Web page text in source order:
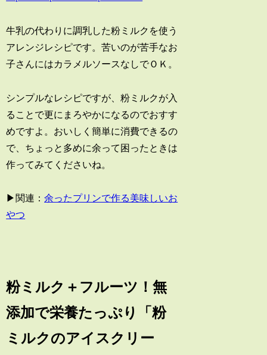
牛乳の代わりに調乳した粉ミルクを使う
アレンジレシピです。苦いのが苦手なお
子さんにはカラメルソースなしでＯＫ。
シンプルなレシピですが、粉ミルクが入
ることで更にまろやかになるのでおすす
めですよ。おいしく簡単に消費できるの
で、ちょっと多めに余って困ったときは
作ってみてくださいね。
▶関連：余ったプリンで作る美味しいお
やつ
粉ミルク＋フルーツ！無
添加で栄養たっぷり「粉
ミルクのアイスクリー